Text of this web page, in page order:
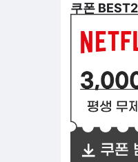
쿠폰 BEST2